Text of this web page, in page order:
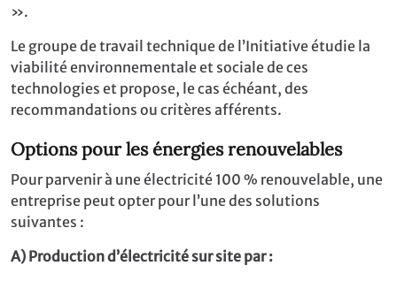
».
Le groupe de travail technique de l’Initiative étudie la
viabilité environnementale et sociale de ces
technologies et propose, le cas échéant, des
recommandations ou critères afférents.
Options pour les énergies renouvelables
Pour parvenir à une électricité 100 % renouvelable, une
entreprise peut opter pour l’une des solutions
suivantes :
A) Production d’électricité sur site par :